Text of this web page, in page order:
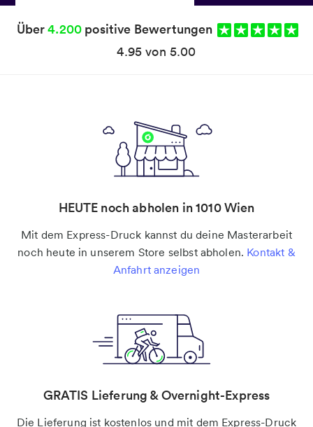
Über4.200 positive Bewertungen
4.95 von 5.00
HEUTE noch abholen in 1010 Wien
Mit dem Express-Druck kannst du deine Masterarbeit
noch heute in unserem Store selbst abholen. Kontakt &
Anfahrt anzeigen
GRATIS Lieferung & Overnight-Express
Die Lieferung ist kostenlos und mit dem Express-Druck